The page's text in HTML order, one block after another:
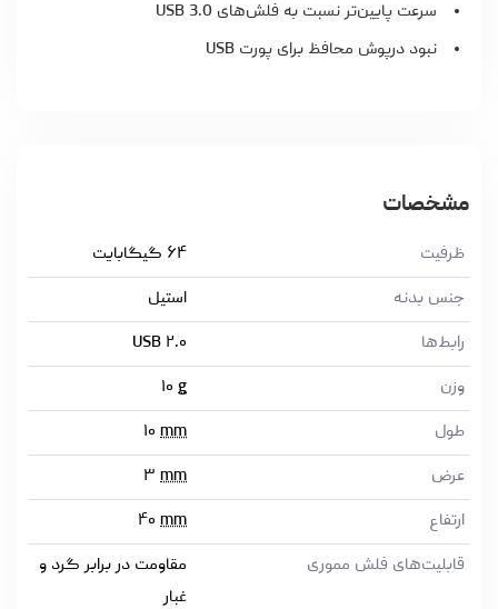
سرعت پایین‌تر نسبت به فلش‌های USB 3.0
نبود درپوش محافظ برای پورت USB
مشخصات
ظرفیت
۶۴ گیگابایت
جنس بدنه
استیل
رابط‌ها
USB ۲.۰
وزن
۱۰ g
طول
۱۰ mm
عرض
۳ mm
ارتفاع
۴۰ mm
قابلیت‌های فلش مموری
مقاومت در برابر گرد و
غبار